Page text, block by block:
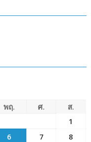
พฤ. ศ.
ส.
1
6 7
8